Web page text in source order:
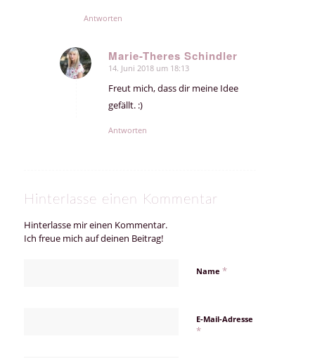
Antworten
Marie-Theres Schindler
sagte:
14. Juni 2018 um 18:13
Freut mich, dass dir meine Idee
gefällt. :)
Antworten
Hinterlasse einen Kommentar
Hinterlasse mir einen Kommentar.
Ich freue mich auf deinen Beitrag!
Name *
E-Mail-Adresse
*